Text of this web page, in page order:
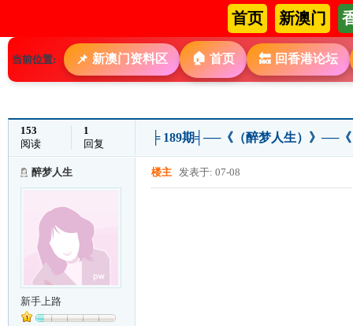
首页 新澳门
当前位置: 📌 新澳门资料区 🏠 首页 🔙 回香港论坛
153
阅读
1
回复
╞ 189期╡──《（醉梦人生）》──
醉梦人生
新手上路
楼主 发表于: 07-08